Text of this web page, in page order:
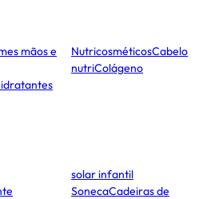
mãos e
NutricosméticosCabelo
nutriColágeno
solar infantil
SonecaCadeiras de